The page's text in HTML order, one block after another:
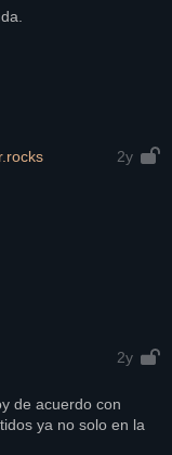
2y
2y
de acuerdo con
ya no solo en la